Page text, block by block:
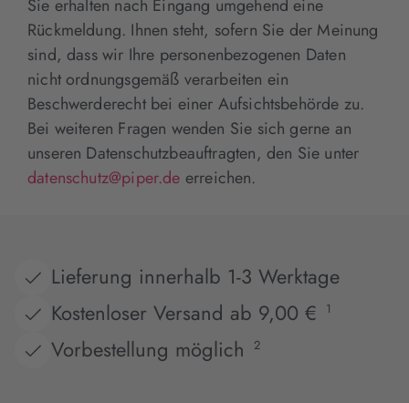
Sie erhalten nach Eingang umgehend eine
Rückmeldung. Ihnen steht, sofern Sie der Meinung
sind, dass wir Ihre personenbezogenen Daten
nicht ordnungsgemäß verarbeiten ein
Beschwerderecht bei einer Aufsichtsbehörde zu.
Bei weiteren Fragen wenden Sie sich gerne an
unseren Datenschutzbeauftragten, den Sie unter
datenschutz@piper.de erreichen.
Lieferung innerhalb 1-3 Werktage
Kostenloser Versand ab 9,00 €
1
Vorbestellung möglich 2